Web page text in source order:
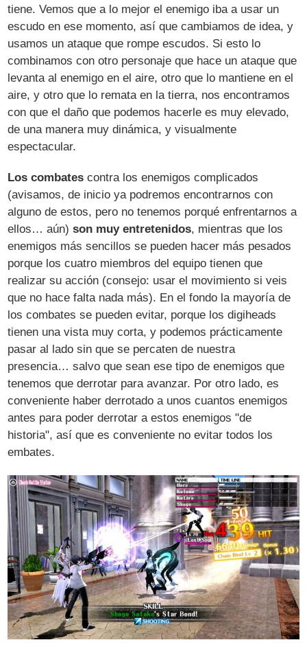
tiene. Vemos que a lo mejor el enemigo iba a usar un
escudo en ese momento, así que cambiamos de idea, y
usamos un ataque que rompe escudos. Si esto lo
combinamos con otro personaje que hace un ataque que
levanta al enemigo en el aire, otro que lo mantiene en el
aire, y otro que lo remata en la tierra, nos encontramos
con que el daño que podemos hacerle es muy elevado,
de una manera muy dinámica, y visualmente
espectacular.
Los combates contra los enemigos complicados
(avisamos, de inicio ya podremos encontrarnos con
alguno de estos, pero no tenemos porqué enfrentarnos a
ellos… aún) son muy entretenidos, mientras que los
enemigos más sencillos se pueden hacer más pesados
porque los cuatro miembros del equipo tienen que
realizar su acción (consejo: usar el movimiento si veis
que no hace falta nada más). En el fondo la mayoría de
los combates se pueden evitar, porque los digiheads
tienen una vista muy corta, y podemos prácticamente
pasar al lado sin que se percaten de nuestra
presencia… salvo que sean ese tipo de enemigos que
tenemos que derrotar para avanzar. Por otro lado, es
conveniente haber derrotado a unos cuantos enemigos
antes para poder derrotar a estos enemigos "de
historia", así que es conveniente no evitar todos los
embates.